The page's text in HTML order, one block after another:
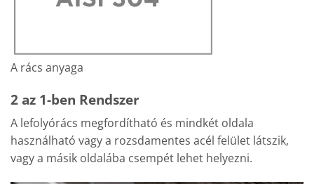
A rács anyaga
2 az 1-ben Rendszer
A lefolyórács megfordítható és mindkét oldala
használható vagy a rozsdamentes acél felület látszik,
vagy a másik oldalába csempét lehet helyezni.